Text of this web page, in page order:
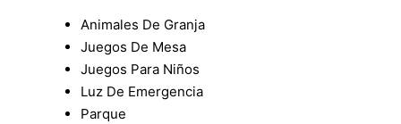
Animales De Granja
Juegos De Mesa
Juegos Para Niños
Luz De Emergencia
Parque